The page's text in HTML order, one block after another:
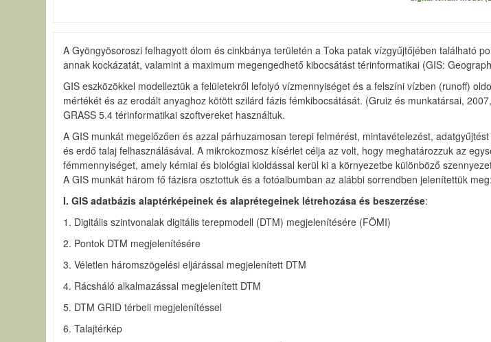
A Gyöngyösoroszi felhagyott ólom és cinkbánya területén a Toka patak vízgyűjtőjében található
annak kockázatát, valamint a maximum megengedhető kibocsátást térinformatikai (GIS:
GIS eszközökkel modelleztük a felületekről lefolyó vízmennyiséget és a felszíni vízben (runoff)
mértékét és az erodált anyaghoz kötött szilárd fázis fémkibocsátását. (Gruiz és munkatársai,
GRASS 5.4 térinformatikai szoftvereket használtuk.
A GIS munkát megelőzően és azzal párhuzamosan terepi felmérést, mintavételezést,
és erdő talaj felhasználásával. A mikrokozmosz kísérlet célja az volt, hogy meghatározzuk az
fémmennyiséget, amely kémiai és biológiai kioldással kerül ki a környezetbe különböző
A GIS munkát három fő fázisra osztottuk és a fotóalbumban az alábbi sorrendben jelenítettük meg:
I. GIS adatbázis alaptérképeinek és alaprétegeinek létrehozása és beszerzése:
1. Digitális szintvonalak digitális terepmodell (DTM) megjelenítésére (FÖMI)
2. Pontok DTM megjelenítésére
3. Véletlen háromszögelési eljárással megjelenített DTM
4. Rácsháló alkalmazással megjelenített DTM
5. DTM GRID térbeli megjelenítéssel
6. Talajtérkép